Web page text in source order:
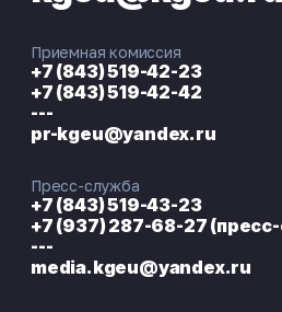
Приемная комиссия
+7 (843) 519-42-23
+7 (843) 519-42-42
---
pr-kgeu@yandex.ru
Пресс-служба
+7 (843) 519-43-23
+7 (937) 287-68-27
---
media.kgeu@yandex.ru